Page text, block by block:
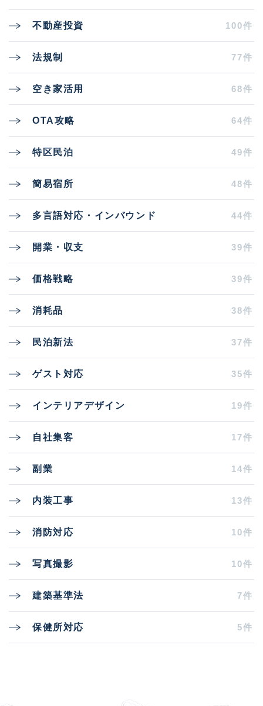
不動産投資 100件
法規制 77件
空き家活用 68件
OTA攻略 64件
特区民泊 49件
簡易宿所 48件
多言語対応・インバウンド 44件
開業・収支 39件
価格戦略 39件
消耗品 38件
民泊新法 37件
ゲスト対応 35件
インテリアデザイン 19件
自社集客 17件
副業 14件
内装工事 13件
消防対応 10件
写真撮影 10件
建築基準法 7件
保健所対応 5件